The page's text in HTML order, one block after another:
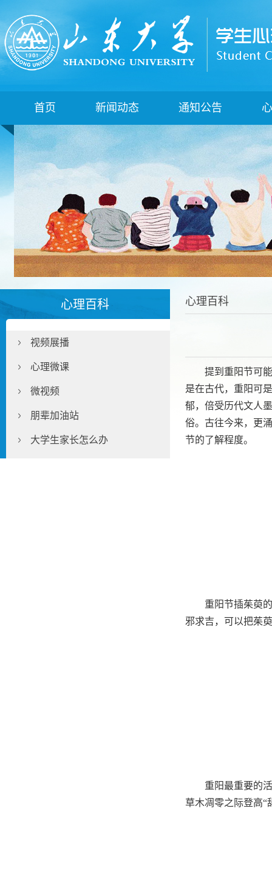
首页 新闻动态 通知公告
心理百科
视频展播
心理微课
微视频
朋辈加油站
大学生家长怎么办
心理百科
提到重阳节可
是在古代，重阳可
郁，倍受历代文人
俗。古往今来，更
节的了解程度。
重阳节插茱萸
邪求吉，可以把茱
重阳最重要的
草木凋零之际登高“